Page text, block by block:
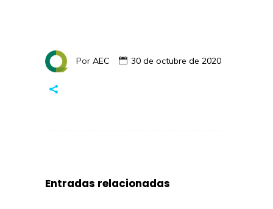
Por AEC 30 de octubre de 2020
Entradas relacionadas